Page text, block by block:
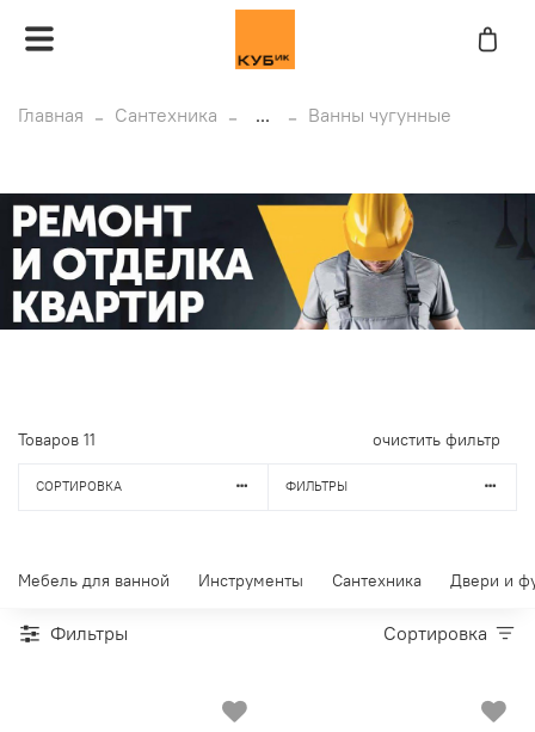
Главная Сантехника ... Ванны чугунные
Товаров 11 очистить фильтр
СОРТИРОВКА ФИЛЬТРЫ
Мебель для ванной Инструменты Сантехника Двери и
Фильтры Сортировка